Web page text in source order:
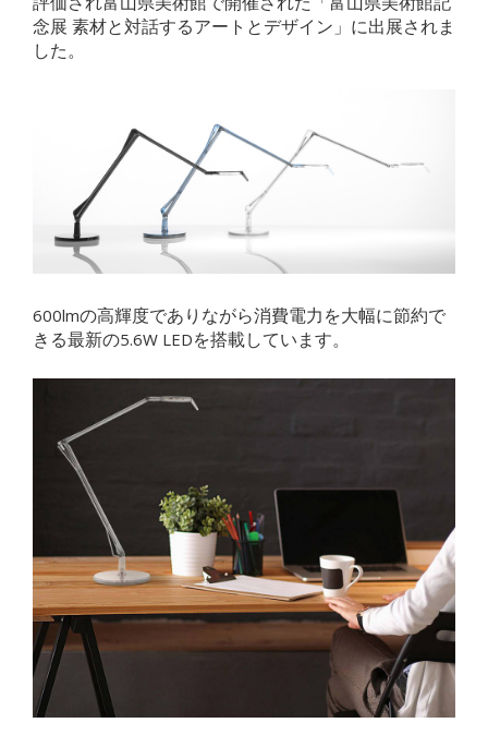
念展 素材と対話するアートとデザイン」に出展されま
した。
600lmの高輝度でありながら消費電力を大幅に節約で
きる最新の5.6W LEDを搭載しています。